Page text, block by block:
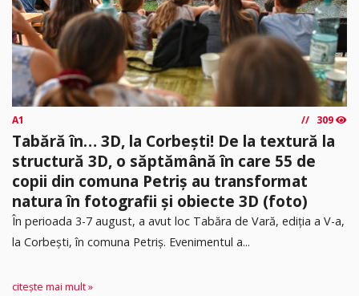
A1 309
Tabără în… 3D, la Corbești! De la textură la
structură 3D, o săptămână în care 55 de
copii din comuna Petriș au transformat
natura în fotografii și obiecte 3D (foto)
În perioada 3-7 august, a avut loc Tabăra de Vară, ediția a V-a,
la Corbești, în comuna Petriș. Evenimentul a...
citește mai mult »